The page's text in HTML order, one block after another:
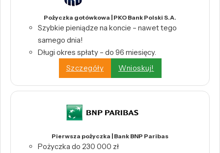
Pożyczka gotówkowa | PKO Bank Polski S.A.
Szybkie pieniądze na koncie – nawet tego
samego dnia!
Długi okres spłaty – do 96 miesięcy.
Szczegóły
Wnioskuj!
Pierwsza pożyczka | Bank BNP Paribas
Pożyczka do 230 000 zł